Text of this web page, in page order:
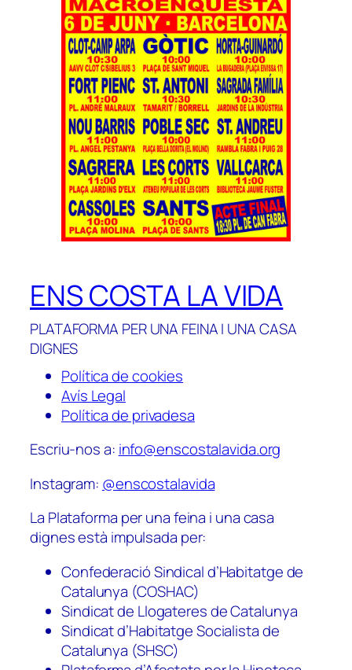
ENS COSTA LA VIDA
PLATAFORMA PER UNA FEINA I UNA CASA
DIGNES
Política de cookies
Avís Legal
Política de privadesa
Escriu-nos a: info@enscostalavida.org
Instagram: @enscostalavida
La Plataforma per una feina i una casa
dignes està impulsada per:
Confederació Sindical d’Habitatge de
Catalunya (COSHAC)
Sindicat de Llogateres de Catalunya
Sindicat d’Habitatge Socialista de
Catalunya (SHSC)